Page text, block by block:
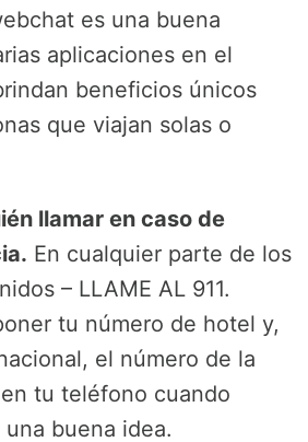
es una buena
aplicaciones en el
beneficios únicos
que viajan solas o
llamar en caso de
En cualquier parte de los
– LLAME AL 911.
tu número de hotel y,
el número de la
tu teléfono cuando
buena idea.